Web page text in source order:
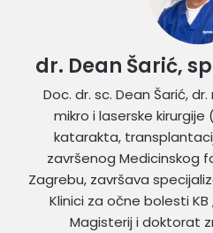
dr. Dean Šarić,
Doc. dr. sc. Dean Šarić,
mikro i laserske kirurgije
katarakta,
završenog Medicinskog
Zagrebu, završava
Klinici za očne bolesti KB
Magisterij i doktorat